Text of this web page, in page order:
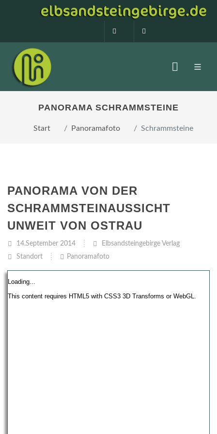
0160 99873408
PANORAMA SCHRAMMSTEINE
Start Panoramafoto Schrammsteine
PANORAMA VON DER
SCHRAMMSTEINAUSSICHT
UNWEIT VON OSTRAU
14.September 2014
Elbsandsteingebirge Verlag
Standort
Panoramafoto